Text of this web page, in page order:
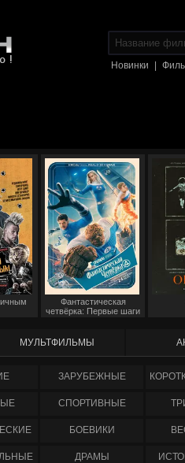
Новинки
Фантастическая
четвёрка: Первые шаги
МУЛЬТФИЛЬМЫ
ЗАРУБЕЖНЫЕ
СПОРТИВНЫЕ
БОЕВИКИ
ДРАМЫ